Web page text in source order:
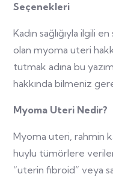
Seçenekleri
Kadın sağlığıyla ilgili
olan myoma uteri
tutmak adına bu
hakkında bilmeniz
Myoma Uteri Nedir?
Myoma uteri, rahmin
huylu tümörlere
“uterin fibroid” veya